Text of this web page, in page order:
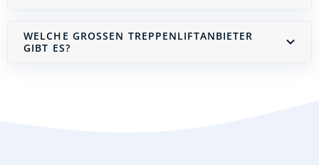
WELCHE GROSSEN TREPPENLIFTANBIETER G
IBT ES?